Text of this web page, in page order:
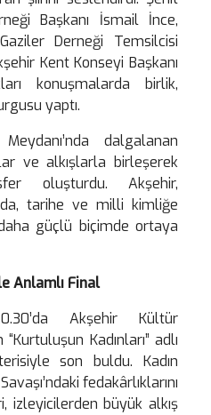
Başkanı İsmail İnce,
Derneği Temsilcisi
Kent Konseyi Başkanı
konuşmalarda birlik,
yaptı.
dalgalanan
ve alkışlarla birleşerek
oluşturdu. Akşehir,
tarihe ve milli kimliğe
daha güçlü biçimde ortaya
Anlamlı Final
Akşehir Kültür
Kadınları” adlı
son buldu. Kadın
fedakârlıklarını
izleyicilerden büyük alkış